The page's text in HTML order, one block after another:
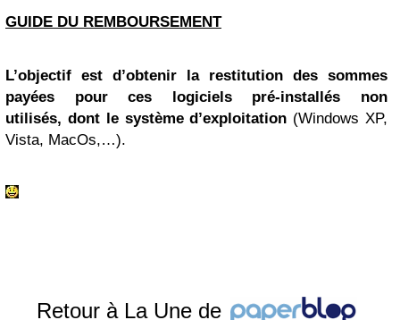
GUIDE DU REMBOURSEMENT
L’objectif est d’obtenir la restitution des sommes
payées pour ces logiciels pré-installés non
utilisés, dont le système d’exploitation (Windows XP,
Vista, MacOs,…).
Retour à La Une de